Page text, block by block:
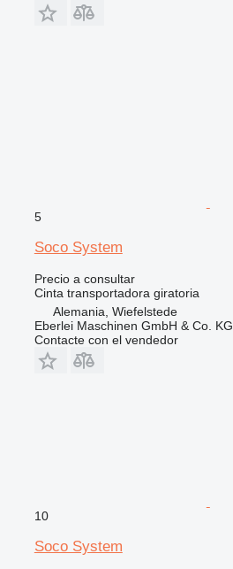
5
Soco System
Precio a consultar
Cinta transportadora giratoria
Alemania, Wiefelstede
Eberlei Maschinen GmbH & Co. KG
Contacte con el vendedor
10
Soco System